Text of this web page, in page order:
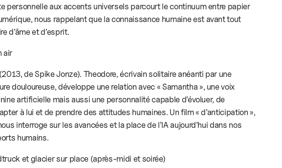
personnelle aux accents universels parcourt le continuum entre papier
nous rappelant que la connaissance humaine est avant tout
d’âme et d’esprit.
air
de Spike Jonze). Theodore, écrivain solitaire anéanti par une
douloureuse, développe une relation avec « Samantha », une voix
artificielle mais aussi une personnalité capable d’évoluer, de
à lui et de prendre des attitudes humaines. Un film « d’anticipation »,
interroge sur les avancées et la place de l’IA aujourd’hui dans nos
humains.
et glacier sur place (après-midi et soirée)